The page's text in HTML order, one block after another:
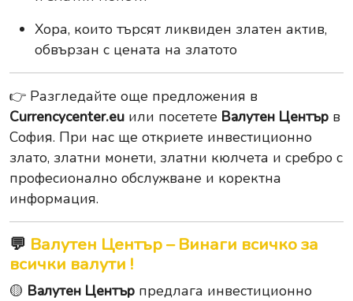
Хора, които търсят ликвиден златен актив,
обвързан с цената на златото
👉 Разгледайте още предложения в
Currencycenter.eu или посетете Валутен Център в
София. При нас ще откриете инвестиционно
злато, златни монети, златни кюлчета и сребро с
професионално обслужване и коректна
информация.
💬 Валутен Център – Винаги всичко за
всички валути !
🟡 Валутен Център предлага инвестиционно